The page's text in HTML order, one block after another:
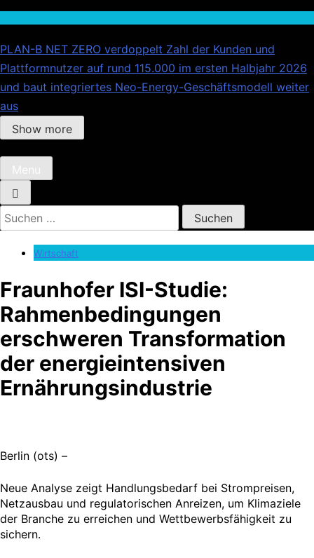
PLAN-B NET ZERO verdoppelt Zahl der Kunden und
Plattformnutzer auf rund 115.000 im ersten Halbjahr 2026
und baut integriertes Neo-Energy-Geschäftsmodell weiter
aus
Show more
Menu
Suchen
nach:
Wirtschaft
Fraunhofer ISI-Studie:
Rahmenbedingungen
erschweren Transformation
der energieintensiven
Ernährungsindustrie
Berlin (ots) –
Neue Analyse zeigt Handlungsbedarf bei Strompreisen,
Netzausbau und regulatorischen Anreizen, um Klimaziele
der Branche zu erreichen und Wettbewerbsfähigkeit zu
sichern.